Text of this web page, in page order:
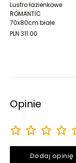
PLN 311.00
Lustro łazienkowe
ROMANTIC
70x80cm białe
Opinie
Dodaj opinię